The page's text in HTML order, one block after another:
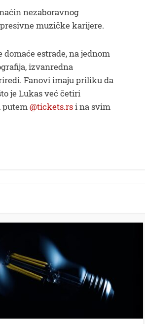
nezaboravnog
muzičke karijere.
estrade, na jednom
izvanredna
Fanovi imaju priliku da
je Lukas već četiri
putem@tickets.rsi na svim